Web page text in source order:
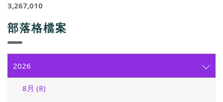
3,267,010
部落格檔案
2026
8月 (8)